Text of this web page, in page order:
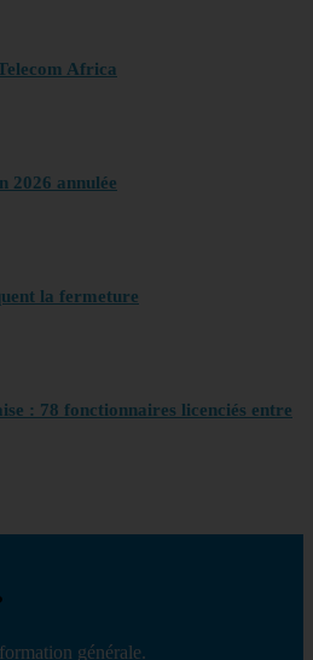
Africa
2026 annulée
la fermeture
: 78 fonctionnaires licenciés entre
générale.